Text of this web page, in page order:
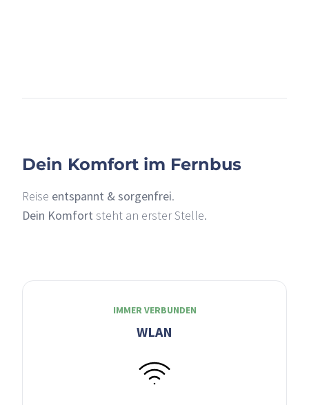
Dein Komfort im Fernbus
Reise entspannt & sorgenfrei.
Dein Komfort steht an erster Stelle.
IMMER VERBUNDEN
WLAN